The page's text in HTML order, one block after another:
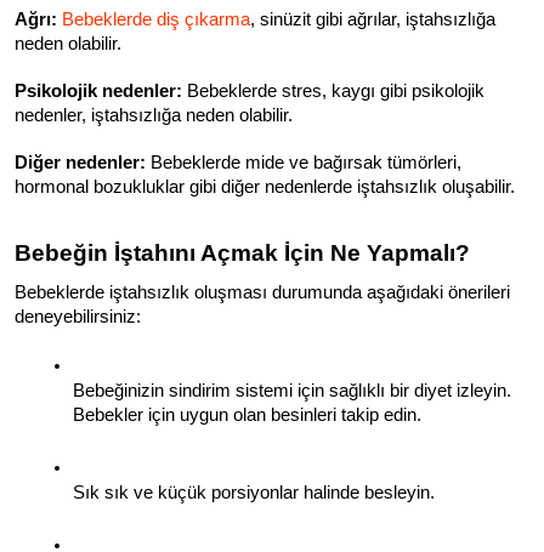
Ağrı: Bebeklerde diş çıkarma, sinüzit gibi ağrılar, iştahsızlığa
neden olabilir.
Psikolojik nedenler: Bebeklerde stres, kaygı gibi psikolojik
nedenler, iştahsızlığa neden olabilir.
Diğer nedenler: Bebeklerde mide ve bağırsak tümörleri,
hormonal bozukluklar gibi diğer nedenlerde iştahsızlık oluşabilir.
Bebeğin İştahını Açmak İçin Ne Yapmalı?
Bebeklerde iştahsızlık oluşması durumunda aşağıdaki önerileri
deneyebilirsiniz:
Bebeğinizin sindirim sistemi için sağlıklı bir diyet izleyin.
Bebekler için uygun olan besinleri takip edin.
Sık sık ve küçük porsiyonlar halinde besleyin.